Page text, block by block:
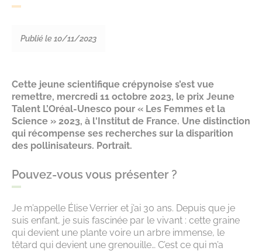
Publié le 10/11/2023
Cette jeune scientifique crépynoise s’est vue
remettre, mercredi 11 octobre 2023, le prix Jeune
Talent L’Oréal-Unesco pour « Les Femmes et la
Science » 2023, à l'Institut de France. Une distinction
qui récompense ses recherches sur la disparition
des pollinisateurs. Portrait.
Pouvez-vous vous présenter ?
Je m’appelle Élise Verrier et j’ai 30 ans. Depuis que je
suis enfant, je suis fascinée par le vivant : cette graine
qui devient une plante voire un arbre immense, le
têtard qui devient une grenouille… C’est ce qui m’a